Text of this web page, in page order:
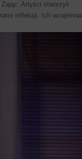
Artyści stworzyli
refleksji. Ich wzajemna